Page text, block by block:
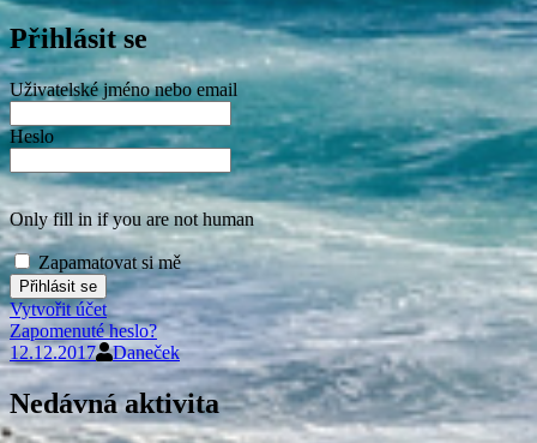
Přihlásit se
Uživatelské jméno nebo email
Heslo
Only fill in if you are not human
Zapamatovat si mě
Vytvořit účet
Zapomenuté heslo?
12.12.2017
Daneček
Nedávná aktivita